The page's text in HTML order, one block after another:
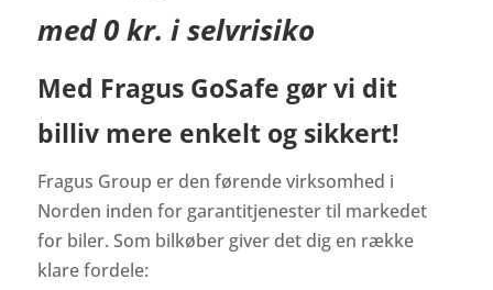
med 0 kr. i selvrisiko
Med Fragus GoSafe gør vi dit
billiv mere enkelt og sikkert!
Fragus Group er den førende virksomhed i
Norden inden for garantitjenester til markedet
for biler. Som bilkøber giver det dig en række
klare fordele: